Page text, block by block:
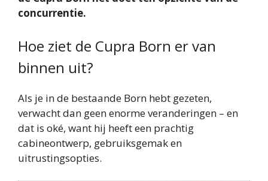
concurrentie.
Hoe ziet de Cupra Born er van
binnen uit?
Als je in de bestaande Born hebt gezeten,
verwacht dan geen enorme veranderingen – en
dat is oké, want hij heeft een prachtig
cabineontwerp, gebruiksgemak en
uitrustingsopties.